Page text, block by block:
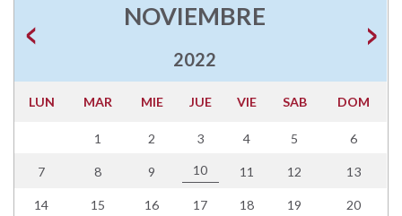
NOVIEMBRE
2022
LUN MAR MIE JUE VIE SAB DOM
1 2 3 4 5 6
7 8 9 10 11 12 13
14 15 16 17 18 19 20